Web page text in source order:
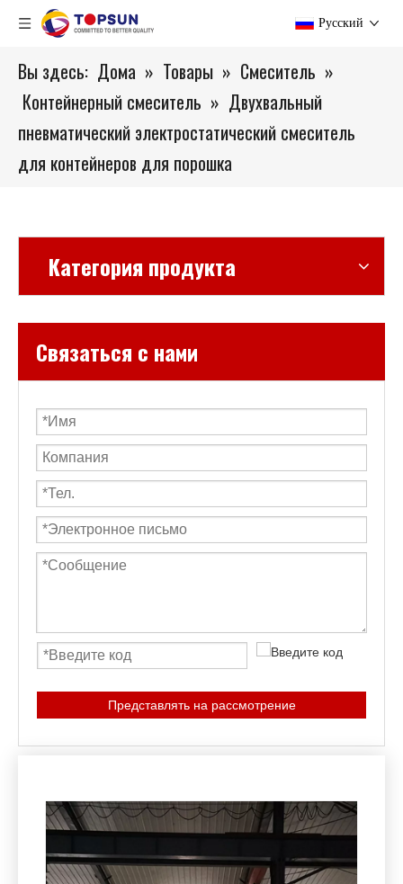
Pусский
Вы здесь: Дома » Товары » Смеситель »
Контейнерный смеситель » Двухвальный
пневматический электростатический смеситель
для контейнеров для порошка
Категория продукта
Связаться с нами
Представлять на рассмотрение